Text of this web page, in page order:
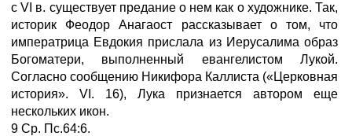
с VI в. существует предание о нем как о художнике. Так,
историк Феодор Анагаост рассказывает о том, что
императрица Евдокия прислала из Иерусалима образ
Богоматери, выполненный евангелистом Лукой.
Согласно сообщению Никифора Каллиста («Церковная
история». VI. 16), Лука признается автором еще
нескольких икон.
9 Ср. Пс.64:6.